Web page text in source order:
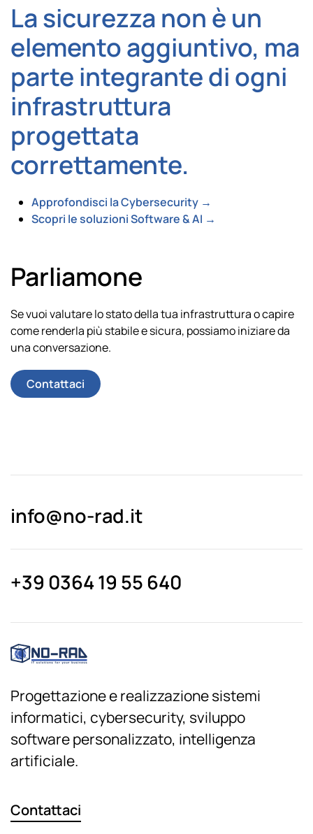
La sicurezza non è un
elemento aggiuntivo, ma
parte integrante di ogni
infrastruttura
progettata
correttamente.
Approfondisci la Cybersecurity →
Scopri le soluzioni Software & AI →
Parliamone
Se vuoi valutare lo stato della tua infrastruttura o capire
come renderla più stabile e sicura, possiamo iniziare da
una conversazione.
Contattaci
info@no-rad.it
+39 0364 19 55 640
Progettazione e realizzazione sistemi
informatici, cybersecurity, sviluppo
software personalizzato, intelligenza
artificiale.
Contattaci